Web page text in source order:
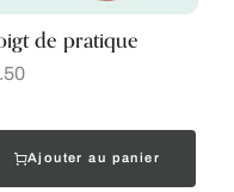
de pratique
Ajouter au panier